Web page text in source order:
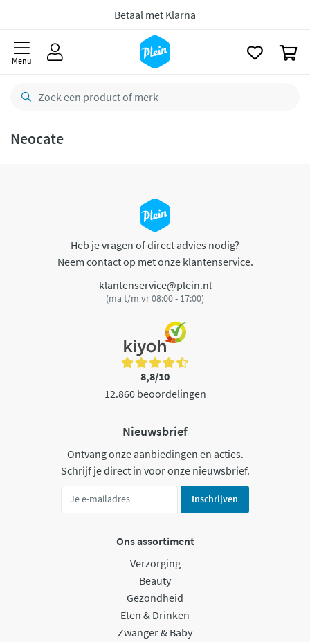
Betaal met Klarna
Menu
Neocate
Heb je vragen of direct advies nodig?
Neem contact op met onze klantenservice.
klantenservice@plein.nl
(ma t/m vr 08:00 - 17:00)
8,8/10
12.860 beoordelingen
Nieuwsbrief
Ontvang onze aanbiedingen en acties.
Schrijf je direct in voor onze nieuwsbrief.
Inschrijven
Ons assortiment
Verzorging
Beauty
Gezondheid
Eten & Drinken
Zwanger & Baby